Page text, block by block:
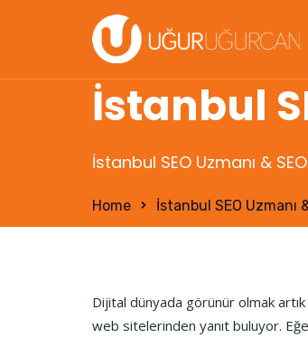
İstanbul
İstanbul SEO Uzmanı &
Home İstanbul SEO Uzmanı
Dijital dünyada görünür olmak
web sitelerinden yanıt buluyor.